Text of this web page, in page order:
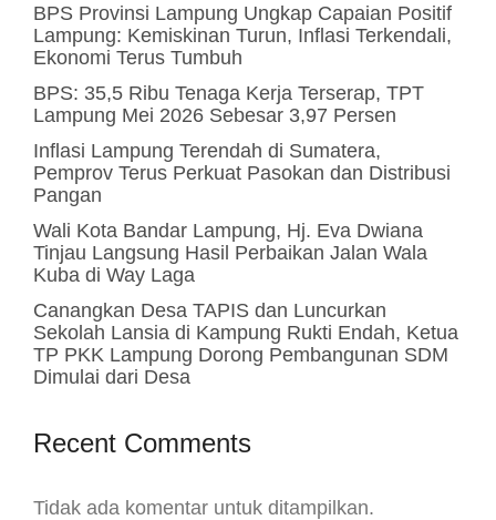
BPS Provinsi Lampung Ungkap Capaian Positif
Lampung: Kemiskinan Turun, Inflasi Terkendali,
Ekonomi Terus Tumbuh
BPS: 35,5 Ribu Tenaga Kerja Terserap, TPT
Lampung Mei 2026 Sebesar 3,97 Persen
Inflasi Lampung Terendah di Sumatera,
Pemprov Terus Perkuat Pasokan dan Distribusi
Pangan
Wali Kota Bandar Lampung, Hj. Eva Dwiana
Tinjau Langsung Hasil Perbaikan Jalan Wala
Kuba di Way Laga
Canangkan Desa TAPIS dan Luncurkan
Sekolah Lansia di Kampung Rukti Endah, Ketua
TP PKK Lampung Dorong Pembangunan SDM
Dimulai dari Desa
Recent Comments
Tidak ada komentar untuk ditampilkan.